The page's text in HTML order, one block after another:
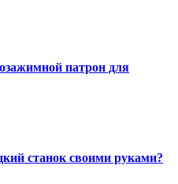
патрон для
станок своими руками?